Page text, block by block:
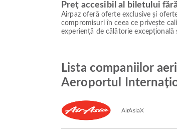
Preț accesibil al biletului
Airpaz oferă oferte exclusive și
compromisuri în ceea ce privește
experiență de călătorie excepțională
Lista companiilor
Aeroportul
AirAsiaX